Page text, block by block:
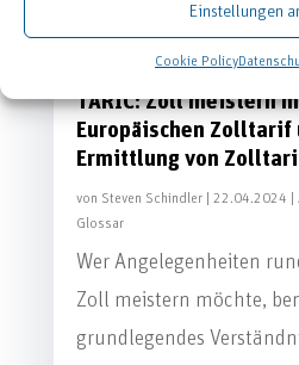
Einstellungen
Cookie Policy
TARIC: Zoll meistern
Europäischen Zolltarif
Ermittlung von
von Steven Schindler| 22.04.2024
Glossar
Wer Angelegenheiten
Zoll meistern möchte,
grundlegendes